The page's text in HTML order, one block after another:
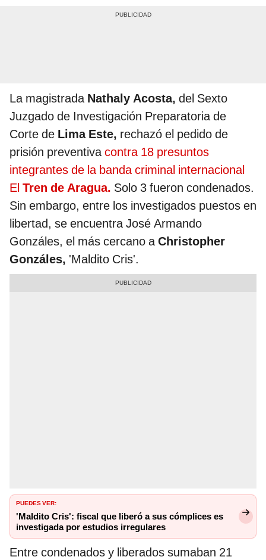
La magistrada Nathaly Acosta, del Sexto
Juzgado de Investigación Preparatoria de
Corte de Lima Este, rechazó el pedido de
prisión preventivacontra 18 presuntos
integrantes de la banda criminal internacional
El Tren de Aragua. Solo 3 fueron condenados.
Sin embargo, entre los investigados puestos en
libertad, se encuentra José Armando
Gonzáles, el más cercano aChristopher
Gonzáles, 'Maldito Cris'.
PUEDES VER:
'Maldito Cris': fiscal que liberó a sus cómplices es
investigada por estudios irregulares
Entre condenados y liberados sumaban 21